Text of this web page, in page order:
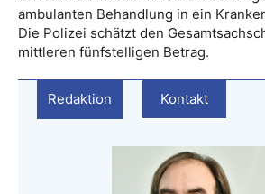
ambulanten Behandlung in ein
Die Polizei schätzt den
mittleren fünfstelligen Betrag.
Redaktion Kontakt